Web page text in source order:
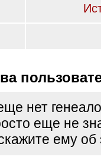
нет
еще не
ему об